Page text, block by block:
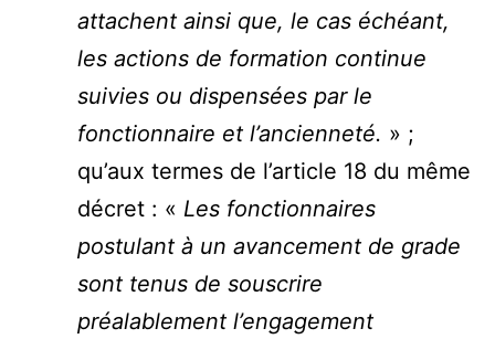
attachent ainsi que, le cas échéant,
les actions de formation continue
suivies ou dispensées par le
fonctionnaire et l’ancienneté. » ;
qu’aux termes de l’article 18 du même
décret : « Les fonctionnaires
postulant à un avancement de grade
sont tenus de souscrire
préalablement l’engagement